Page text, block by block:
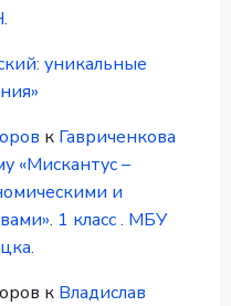
уникальные
к Гавриченкова
«Мискантус –
и
1 класс . МБУ
к Владислав